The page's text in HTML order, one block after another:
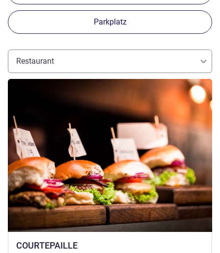
Parkplatz
Restaurant
COURTEPAILLE
Details ansehen